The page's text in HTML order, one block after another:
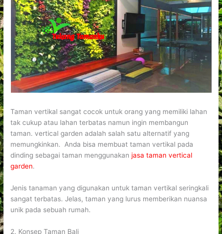
Taman vertikal sangat cocok untuk orang yang memiliki lahan
tak cukup atau lahan terbatas namun ingin membangun
taman. vertical garden adalah salah satu alternatif yang
memungkinkan. Anda bisa membuat taman vertikal pada
dinding sebagai taman menggunakanjasa taman vertical
garden.
Jenis tanaman yang digunakan untuk taman vertikal seringkali
sangat terbatas. Jelas, taman yang lurus memberikan nuansa
unik pada sebuah rumah.
2. Konsep Taman Bali